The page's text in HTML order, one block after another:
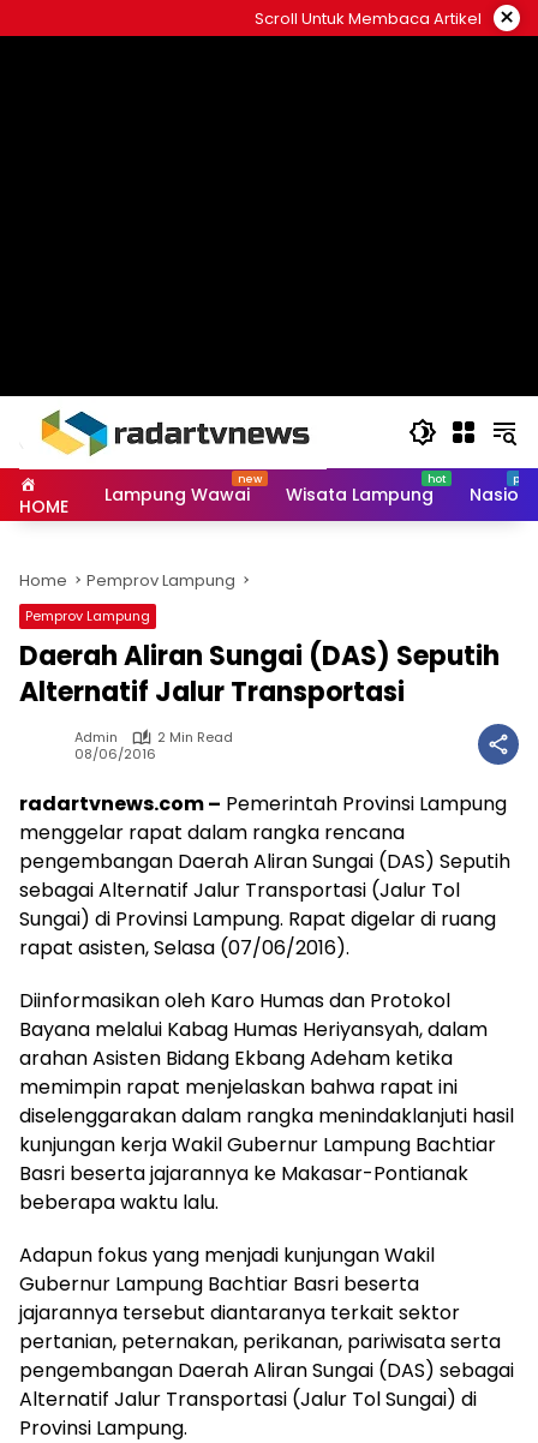
to
Scroll Untuk Membaca Artikel ×
HOME Lampung Wawai Wisata Lampung
Home Pemprov Lampung
Pemprov Lampung
Daerah Aliran Sungai (DAS) Seputih
Alternatif Jalur Transportasi
Admin
2 Min Read
08/06/2016
radartvnews.com – Pemerintah Provinsi Lampung
menggelar rapat dalam rangka rencana
pengembangan Daerah Aliran Sungai (DAS) Seputih
sebagai Alternatif Jalur Transportasi (Jalur Tol
Sungai) di Provinsi Lampung. Rapat digelar di ruang
rapat asisten, Selasa (07/06/2016).
Diinformasikan oleh Karo Humas dan Protokol
Bayana melalui Kabag Humas Heriyansyah, dalam
arahan Asisten Bidang Ekbang Adeham ketika
memimpin rapat menjelaskan bahwa rapat ini
diselenggarakan dalam rangka menindaklanjuti hasil
kunjungan kerja Wakil Gubernur Lampung Bachtiar
Basri beserta jajarannya ke Makasar-Pontianak
beberapa waktu lalu.
Adapun fokus yang menjadi kunjungan Wakil
Gubernur Lampung Bachtiar Basri beserta
jajarannya tersebut diantaranya terkait sektor
pertanian, peternakan, perikanan, pariwisata serta
pengembangan Daerah Aliran Sungai (DAS) sebagai
Alternatif Jalur Transportasi (Jalur Tol Sungai) di
Provinsi Lampung.